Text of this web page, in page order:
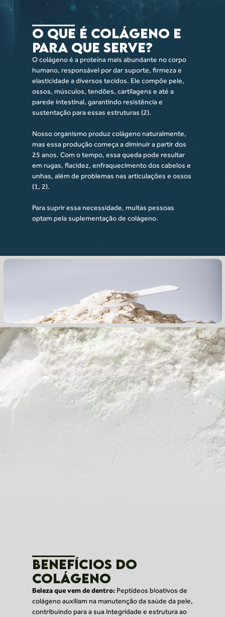
O Que é Colágeno e
Para Que Serve?
O colágeno é a proteína mais abundante no corpo
humano, responsável por dar suporte, firmeza e
elasticidade a diversos tecidos. Ele compõe pele,
ossos, músculos, tendões, cartilagens e até a
parede intestinal, garantindo resistência e
sustentação para essas estruturas (2).
Nosso organismo produz colágeno naturalmente,
mas essa produção começa a diminuir a partir dos
25 anos. Com o tempo, essa queda pode resultar
em rugas, flacidez, enfraquecimento dos cabelos e
unhas, além de problemas nas articulações e ossos
(1, 2).
Para suprir essa necessidade, muitas pessoas
optam pela suplementação de colágeno.
Benefícios do
colágeno
Beleza que vem de dentro: Peptídeos bioativos de
colágeno auxiliam na manutenção da saúde da pele,
contribuindo para a sua integridade e estrutura ao